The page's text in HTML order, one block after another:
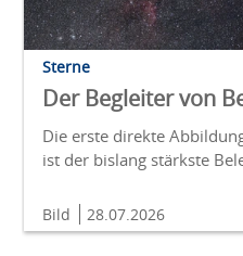
Sterne
Der Begleiter von
Die erste direkte
ist der bislang stärkste
Bild 28.07.2026